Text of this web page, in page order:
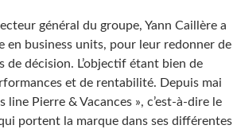
général du groupe, Yann Caillère a
en business units, pour leur redonner de
de décision. L’objectif étant bien de
et de rentabilité. Depuis mai
Pierre & Vacances », c’est-à-dire le
portent la marque dans ses différentes